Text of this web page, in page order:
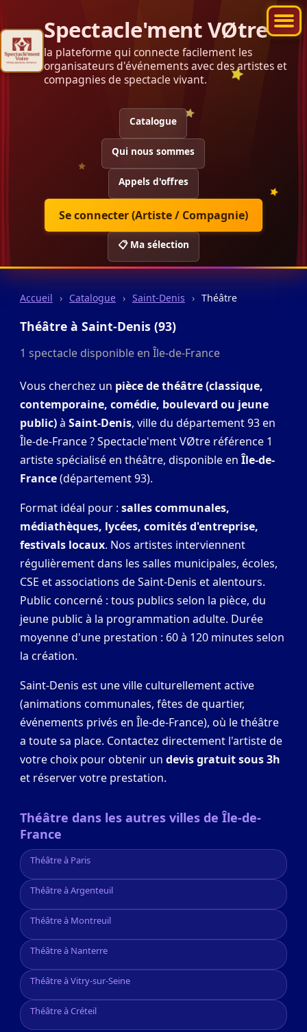
Spectacle'ment VØtre
la plateforme qui connecte facilement les
organisateurs d'événements avec des artistes et
compagnies de spectacle vivant.
Catalogue
Qui nous sommes
Appels d'offres
Se connecter (Artiste / Compagnie)
📋 Ma sélection
Accueil › Catalogue › Saint-Denis › Théâtre
Théâtre à Saint-Denis (93)
1 spectacle disponible en Île-de-France
Vous cherchez un pièce de théâtre (classique,
contemporaine, comédie, boulevard ou jeune
public)à Saint-Denis, ville du département 93 en
Île-de-France ? Spectacle'ment VØtre référence 1
artiste spécialisé en théâtre, disponible en Île-de-
France(département 93).
Format idéal pour : salles communales,
médiathèques, lycées, comités d'entreprise,
festivals locaux. Nos artistes interviennent
régulièrement dans les salles municipales, écoles,
CSE et associations de Saint-Denis et alentours.
Public concerné : tous publics selon la pièce, du
jeune public à la programmation adulte. Durée
moyenne d'une prestation : 60 à 120 minutes selon
la création.
Saint-Denis est une ville culturellement active
(animations communales, fêtes de quartier,
événements privés en Île-de-France), où le théâtre
a toute sa place. Contactez directement l'artiste de
votre choix pour obtenir un devis gratuit sous 3h
et réserver votre prestation.
Théâtre dans les autres villes de Île-de-
France
Théâtre à Paris
Théâtre à Argenteuil
Théâtre à Montreuil
Théâtre à Nanterre
Théâtre à Vitry-sur-Seine
Théâtre à Créteil